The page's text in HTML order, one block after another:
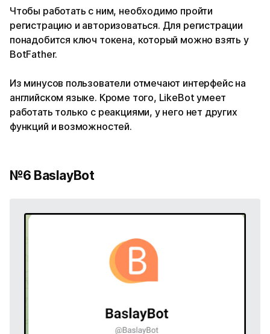
Чтобы работать с ним, необходимо пройти
регистрацию и авторизоваться. Для регистрации
понадобится ключ токена, который можно взять у
BotFather.
Из минусов пользователи отмечают интерфейс на
английском языке. Кроме того, LikeBot умеет
работать только с реакциями, у него нет других
функций и возможностей.
№6 BaslayBot